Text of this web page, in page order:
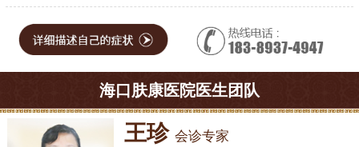
海口肤康医院医生团队
王珍 会诊专家